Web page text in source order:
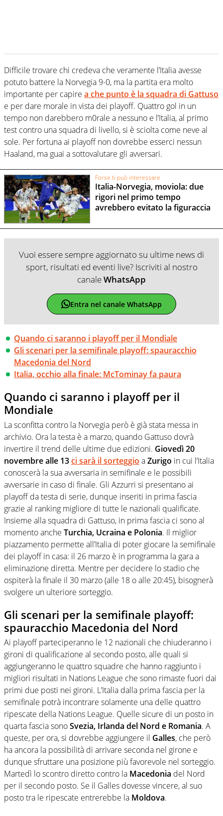
Difficile trovare chi credeva che veramente l’Italia avesse
potuto battere la Norvegia 9-0, ma la partita era molto
importante per capire a che punto è la squadra di Gattuso
e per dare morale in vista dei playoff. Quattro gol in un
tempo non darebbero m0rale a nessuno e l’Italia, al primo
test contro una squadra di livello, si è sciolta come neve al
sole. Per fortuna ai playoff non dovrebbe esserci nessun
Haaland, ma guai a sottovalutare gli avversari.
Forse ti può interessare
Italia-Norvegia, moviola: due
rigori nel primo tempo
avrebbero evitato la figuraccia
Vuoi essere sempre aggiornato su ultime news di
sport, risultati ed eventi live? Iscriviti al nostro
canaleWhatsApp
Entra nel canale WhatsApp
Quando ci saranno i playoff per il Mondiale
Gli scenari per la semifinale playoff: spauracchio
Macedonia del Nord
Italia, occhio alla finale: McTominay fa paura
Quando ci saranno i playoff per il
Mondiale
La sconfitta contro la Norvegia però è già stata messa in
archivio. Ora la testa è a marzo, quando Gattuso dovrà
invertire il trend delle ultime due edizioni. Giovedì 20
novembre alle 13ci sarà il sorteggio aZurigo in cui l’Italia
conoscerà la sua avversaria in semifinale e le possibili
avversarie in caso di finale. Gli Azzurri si presentano ai
playoff da testa di serie, dunque inseriti in prima fascia
grazie al ranking migliore di tutte le nazionali qualificate.
Insieme alla squadra di Gattuso, in prima fascia ci sono al
momento anche Turchia, Ucraina e Polonia. Il miglior
piazzamento permette all’Italia di poter giocare la semifinale
dei playoff in casa: il 26 marzo è in programma la gara a
eliminazione diretta. Mentre per decidere lo stadio che
ospiterà la finale il 30 marzo (alle 18 o alle 20:45), bisognerà
svolgere un ulteriore sorteggio.
Gli scenari per la semifinale playoff:
spauracchio Macedonia del Nord
Ai playoff parteciperanno le 12 nazionali che chiuderanno i
gironi di qualificazione al secondo posto, alle quali si
aggiungeranno le quattro squadre che hanno raggiunto i
migliori risultati in Nations League che sono rimaste fuori dai
primi due posti nei gironi. L’Italia dalla prima fascia per la
semifinale potrà incontrare solamente una delle quattro
ripescate della Nations League. Quelle sicure di un posto in
quarta fascia sonoSvezia, Irlanda del Nord e Romania. A
queste, per ora, si dovrebbe aggiungere il Galles, che però
ha ancora la possibilità di arrivare seconda nel girone e
dunque sfruttare una posizione più favorevole nel sorteggio.
Martedì lo scontro diretto contro la Macedonia del Nord
per il secondo posto. Se il Galles dovesse vincere, al suo
posto tra le ripescate entrerebbe la Moldova.